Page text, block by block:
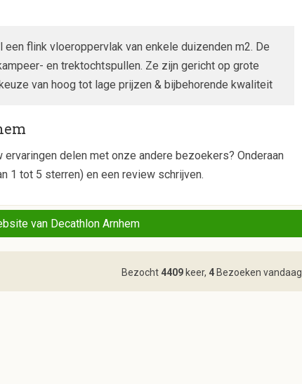
flink vloeroppervlak van enkele duizenden m2. De
en trektochtspullen. Ze zijn gericht op grote
van hoog tot lage prijzen & bijbehorende kwaliteit
delen met onze andere bezoekers? Onderaan
1 tot 5 sterren) en een review schrijven.
van Decathlon Arnhem
Bezocht 4409keer, 4Bezoeken vandaag